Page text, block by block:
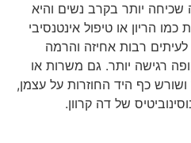
יותר בקרב נשים והיא
הריון או טיפול אינטנסיבי
לעיתים רבות אחיזה והרמה
רגישה יותר. גם משרות או
ושורש כף היד החוזרות על עצמן,
של דה קרוון.